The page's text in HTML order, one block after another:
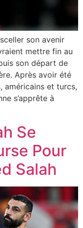
son avenir
mettre fin au
son départ de
Après avoir été
américains et turcs,
s’apprête à
Se
Pour
Salah